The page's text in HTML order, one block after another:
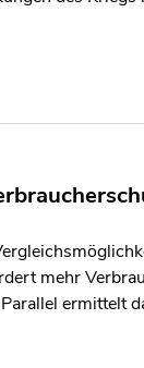
mehr
ermittelt